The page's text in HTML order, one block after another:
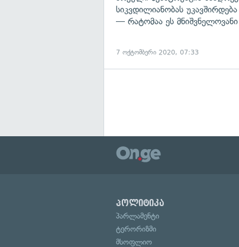
სიკვდილიანობას უკავშირდება
— რატომაა ეს მნიშვნელოვანი
7 ოქტომბერი 2020, 07:33
პოლიტიკა
პარლამენტი
ტერორიზმი
მსოფლიო